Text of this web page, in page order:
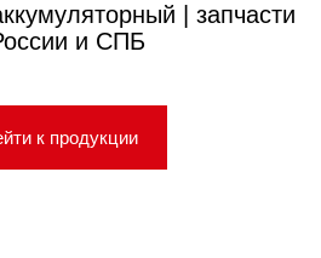
| запчасти
и СПБ
к продукции